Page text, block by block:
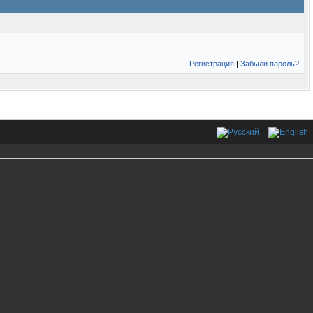
Регистрация | Забыли пароль?